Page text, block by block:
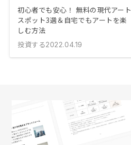
初心者でも安心！ 無料の現代アート
スポット3選＆自宅でもアートを楽
しむ方法
投資する2022.04.19